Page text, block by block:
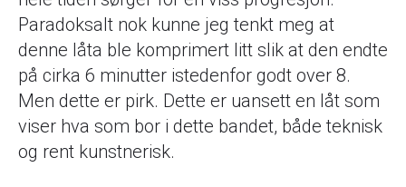
Paradoksalt nok kunne jeg tenkt meg at
denne låta ble komprimert litt slik at den endte
på cirka 6 minutter istedenfor godt over 8.
Men dette er pirk. Dette er uansett en låt som
viser hva som bor i dette bandet, både teknisk
og rent kunstnerisk.